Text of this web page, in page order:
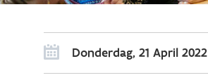
Donderdag, 21 April 2022